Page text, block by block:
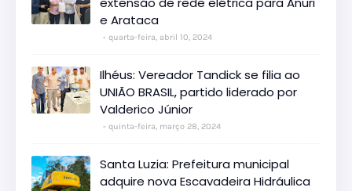
e Arataca
quarta-feira, abril 10, 2024
Ilhéus: Vereador Tandick se filia ao
UNIÃO BRASIL, partido liderado por
Valderico Júnior
quinta-feira, março 28, 2024
Santa Luzia: Prefeitura municipal
adquire nova Escavadeira Hidráulica